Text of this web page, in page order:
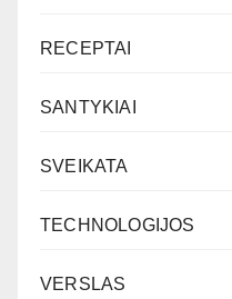
RECEPTAI
SANTYKIAI
SVEIKATA
TECHNOLOGIJOS
VERSLAS